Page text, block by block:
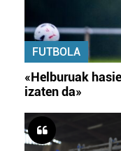
FUTBOLA
«Helburuak
izaten da»